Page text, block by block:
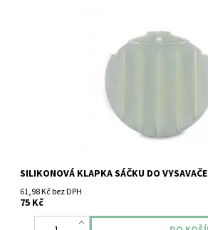
Silikonová klapka sáčku do vysavače VK119-
SILIKONOVÁ KLAPKA SÁČKU DO
61,98 Kč bez DPH
75 Kč